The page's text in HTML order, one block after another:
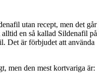
utan recept, men det går
en så kallad Sildenafil på
Det är förbjudet att använda
men den mest kortvariga är: